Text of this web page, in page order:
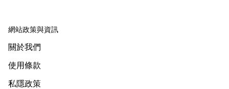
網站政策與資訊
關於我們
使用條款
私隱政策